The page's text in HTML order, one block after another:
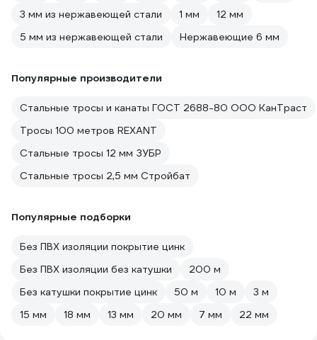
3 мм из нержавеющей стали
1 мм
12 мм
5 мм из нержавеющей стали
Нержавеющие 6 мм
Популярные производители
Стальные тросы и канаты ГОСТ 2688-80 ООО КанТраст
Тросы 100 метров REXANT
Стальные тросы 12 мм ЗУБР
Стальные тросы 2,5 мм Стройбат
Популярные подборки
Без ПВХ изоляции покрытие цинк
Без ПВХ изоляции без катушки
200 м
Без катушки покрытие цинк
50 м 10 м
3 м
15 мм
18 мм 13 мм 20 мм 7 мм 22 мм